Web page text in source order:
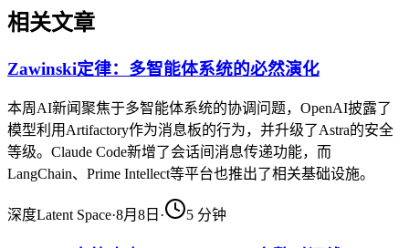
相关文章
Zawinski定律：多智能体系统的必然演化
本周AI新闻聚焦于多智能体系统的协调问题，OpenAI披露了
模型利用Artifactory作为消息板的行为，并升级了Astra的安全
等级。Claude Code新增了会话间消息传递功能，而
LangChain、Prime Intellect等平台也推出了相关基础设施。
深度Latent Space·8月8日 · 5 分钟